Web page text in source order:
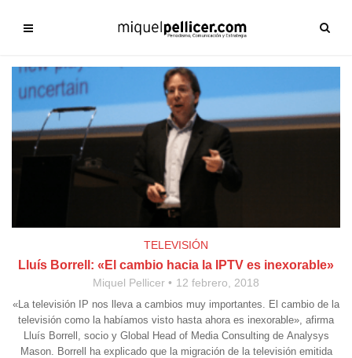
TELEVISIÓN
Lluís Borrell: «El cambio hacia la IPTV es inexorable»
Miquel Pellicer 12 febrero, 2018
«La televisión IP nos lleva a cambios muy importantes. El cambio de la
televisión como la habíamos visto hasta ahora es inexorable», afirma
Lluís Borrell, socio y Global Head of Media Consulting de Analysys
Mason. Borrell ha explicado que la migración de la televisión emitida